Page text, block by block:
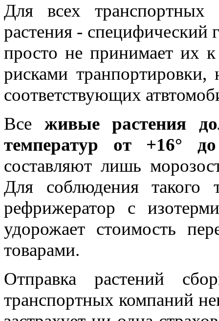
Для всех
растения - специфический
просто не принимает их к
рисками
соответствующих
Все живые растения
температур от +16°
составляют лишь
Для соблюдения такого
рефрижератор с
удорожает стоимость
товарами.
Отправка растений
транспортных компаний